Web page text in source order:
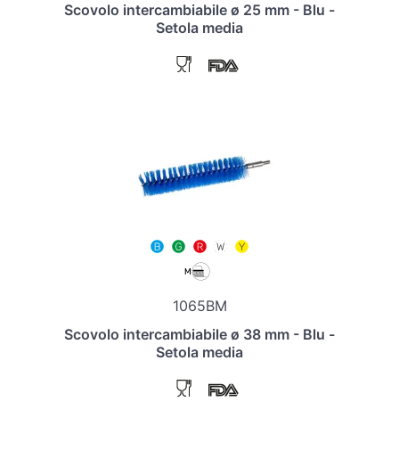
Scovolo intercambiabile ø 25 mm - Blu -
Setola media
1065BM
Scovolo intercambiabile ø 38 mm - Blu -
Setola media